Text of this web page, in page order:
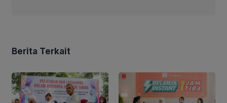
Berita Terkait